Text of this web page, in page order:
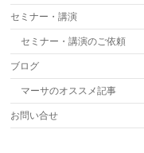
セミナー・講演
セミナー・講演のご依頼
ブログ
マーサのオススメ記事
お問い合せ